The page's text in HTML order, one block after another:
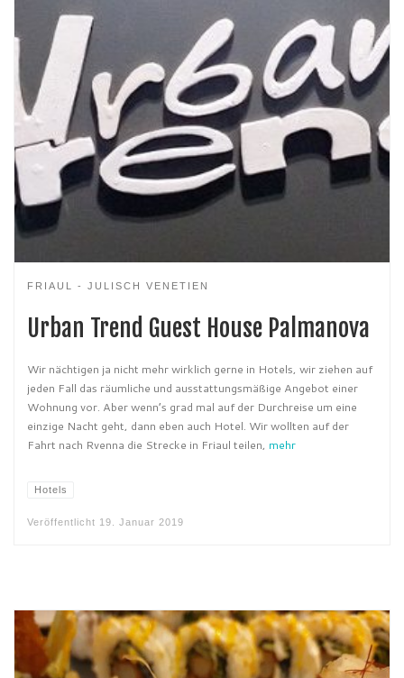
FRIAUL - JULISCH VENETIEN
Urban Trend Guest House Palmanova
Wir nächtigen ja nicht mehr wirklich gerne in Hotels, wir ziehen auf
jeden Fall das räumliche und ausstattungsmäßige Angebot einer
Wohnung vor. Aber wenn’s grad mal auf der Durchreise um eine
einzige Nacht geht, dann eben auch Hotel. Wir wollten auf der
Fahrt nach Rvenna die Strecke in Friaul teilen, mehr
Hotels
Veröffentlicht 19. Januar 2019